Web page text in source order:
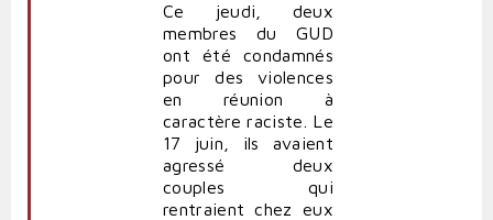
Ce jeudi, deux
membres du GUD
ont été condamnés
pour des violences
en réunion à
caractère raciste. Le
17 juin, ils avaient
agressé deux
couples qui
rentraient chez eux